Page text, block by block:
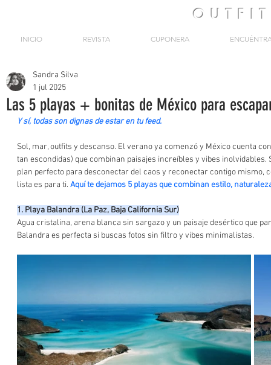
OUTFIT
INICIO REVISTA CUPONERA
Las 5 playas + bonitas de México para
Sandra Silva
1 jul 2025
Y sí, todas son dignas de estar en tu feed.
Sol, mar, outfits y descanso. El verano ya comenzó y México cuenta
tan escondidas) que combinan paisajes increíbles y vibes
plan perfecto para desconectar del caos y reconectar contigo mismo,
lista es para ti. Aquí te dejamos 5 playas que combinan estilo,
1. Playa Balandra (La Paz, Baja California Sur)
Agua cristalina, arena blanca sin sargazo y un paisaje desértico que
Balandra es perfecta si buscas fotos sin filtro y vibes minimalistas.